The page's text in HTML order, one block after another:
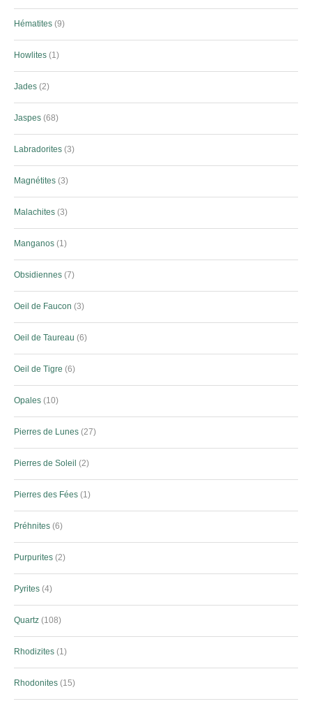
Hématites 9
Howlites 1
Jades 2
Jaspes 68
Labradorites 3
Magnétites 3
Malachites 3
Manganos 1
Obsidiennes 7
Oeil de Faucon 3
Oeil de Taureau 6
Oeil de Tigre 6
Opales 10
Pierres de Lunes 27
Pierres de Soleil 2
Pierres des Fées 1
Préhnites 6
Purpurites 2
Pyrites 4
Quartz 108
Rhodizites 1
Rhodonites 15